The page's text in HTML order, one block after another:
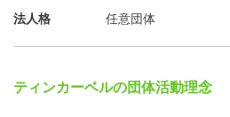
法人格
任意団体
ティンカーベルの団体活動理念